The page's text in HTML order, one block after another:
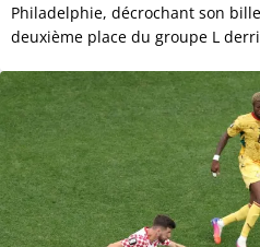
Philadelphie, décrochant son
deuxième place du groupe L